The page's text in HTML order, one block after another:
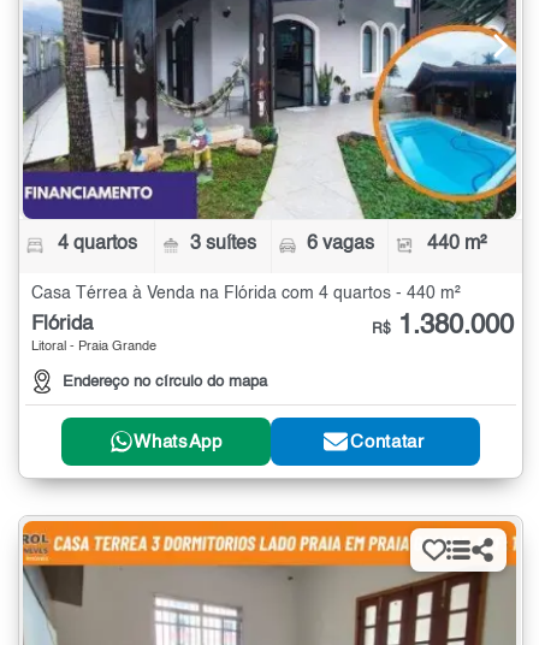
4 quartos 3 suítes 6 vagas 440 m²
Casa Térrea à Venda na Flórida com 4 quartos - 440 m²
Flórida
Litoral - Praia Grande
Endereço no círculo do mapa
R$ 1.380.000
WhatsApp Contatar